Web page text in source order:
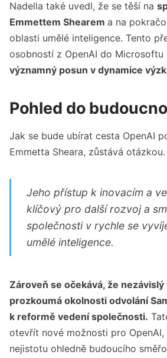
Nadella také uvedl, že se těší na
Emmettem Shearem a na
oblasti umělé inteligence. Tento
osobností z OpenAI do Microsoftu
významný posun v dynamice
Pohled do
Jak se bude ubírat cesta OpenAI
Emmetta Sheara, zůstává otázkou.
Jeho přístup k inovacím a
klíčový pro další rozvoj a
společnosti v rychle se
umělé inteligence.
Zároveň se očekává, že
prozkoumá okolnosti odvolání
k reformě vedení společnosti.
otevřít nové možnosti pro
nejistotu ohledně budoucího